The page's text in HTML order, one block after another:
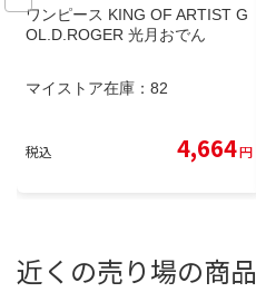
ワンピース KING OF ARTIST G
OL.D.ROGER 光月おでん
マイストア在庫： 82
税込 4,664円
近くの売り場の商品